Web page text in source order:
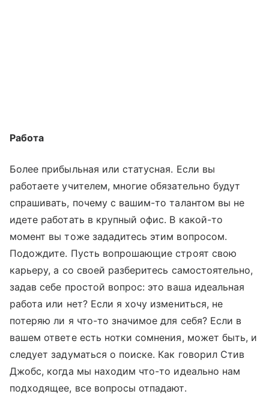
Работа
Более прибыльная или статусная. Если вы
работаете учителем, многие обязательно будут
спрашивать, почему с вашим-то талантом вы не
идете работать в крупный офис. В какой-то
момент вы тоже зададитесь этим вопросом.
Подождите. Пусть вопрошающие строят свою
карьеру, а со своей разберитесь самостоятельно,
задав себе простой вопрос: это ваша идеальная
работа или нет? Если я хочу измениться, не
потеряю ли я что-то значимое для себя? Если в
вашем ответе есть нотки сомнения, может быть, и
следует задуматься о поиске. Как говорил Стив
Джобс, когда мы находим что-то идеально нам
подходящее, все вопросы отпадают.